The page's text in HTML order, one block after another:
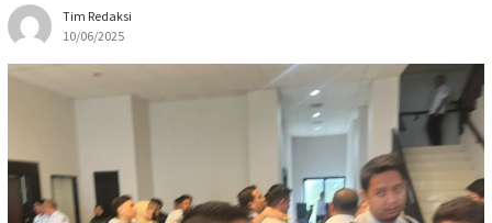
Tim Redaksi
10/06/2025